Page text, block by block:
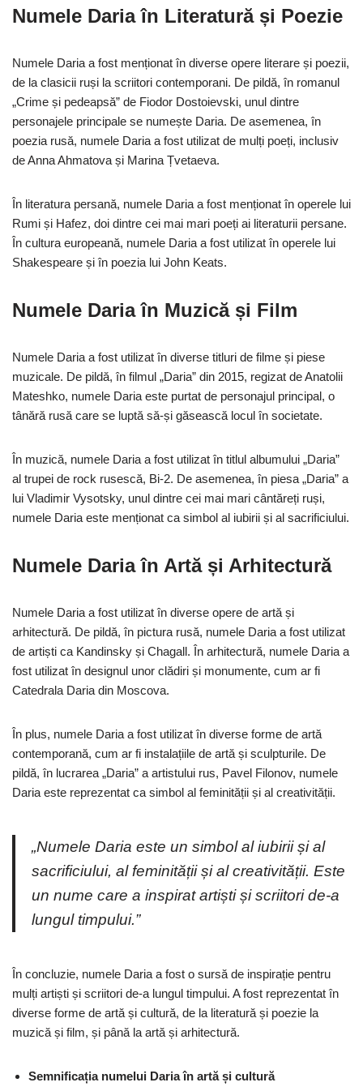
Numele Daria în Literatură și Poezie
Numele Daria a fost menționat în diverse opere literare și poezii,
de la clasicii ruși la scriitori contemporani. De pildă, în romanul
„Crime și pedeapsă” de Fiodor Dostoievski, unul dintre
personajele principale se numește Daria. De asemenea, în
poezia rusă, numele Daria a fost utilizat de mulți poeți, inclusiv
de Anna Ahmatova și Marina Țvetaeva.
În literatura persană, numele Daria a fost menționat în operele lui
Rumi și Hafez, doi dintre cei mai mari poeți ai literaturii persane.
În cultura europeană, numele Daria a fost utilizat în operele lui
Shakespeare și în poezia lui John Keats.
Numele Daria în Muzică și Film
Numele Daria a fost utilizat în diverse titluri de filme și piese
muzicale. De pildă, în filmul „Daria” din 2015, regizat de Anatolii
Mateshko, numele Daria este purtat de personajul principal, o
tânără rusă care se luptă să-și găsească locul în societate.
În muzică, numele Daria a fost utilizat în titlul albumului „Daria”
al trupei de rock rusescă, Bi-2. De asemenea, în piesa „Daria” a
lui Vladimir Vysotsky, unul dintre cei mai mari cântăreți ruși,
numele Daria este menționat ca simbol al iubirii și al sacrificiului.
Numele Daria în Artă și Arhitectură
Numele Daria a fost utilizat în diverse opere de artă și
arhitectură. De pildă, în pictura rusă, numele Daria a fost utilizat
de artiști ca Kandinsky și Chagall. În arhitectură, numele Daria a
fost utilizat în designul unor clădiri și monumente, cum ar fi
Catedrala Daria din Moscova.
În plus, numele Daria a fost utilizat în diverse forme de artă
contemporană, cum ar fi instalațiile de artă și sculpturile. De
pildă, în lucrarea „Daria” a artistului rus, Pavel Filonov, numele
Daria este reprezentat ca simbol al feminității și al creativității.
„Numele Daria este un simbol al iubirii și al
sacrificiului, al feminității și al creativității. Este
un nume care a inspirat artiști și scriitori de-a
lungul timpului.”
În concluzie, numele Daria a fost o sursă de inspirație pentru
mulți artiști și scriitori de-a lungul timpului. A fost reprezentat în
diverse forme de artă și cultură, de la literatură și poezie la
muzică și film, și până la artă și arhitectură.
Semnificația numelui Daria în artă și cultură